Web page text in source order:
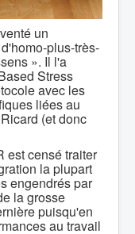
un
plus-très-
». Il l'a
Stress
avec les
liées au
(et donc
est censé traiter
la plupart
engendrés par
la grosse
puisqu'en
au travail